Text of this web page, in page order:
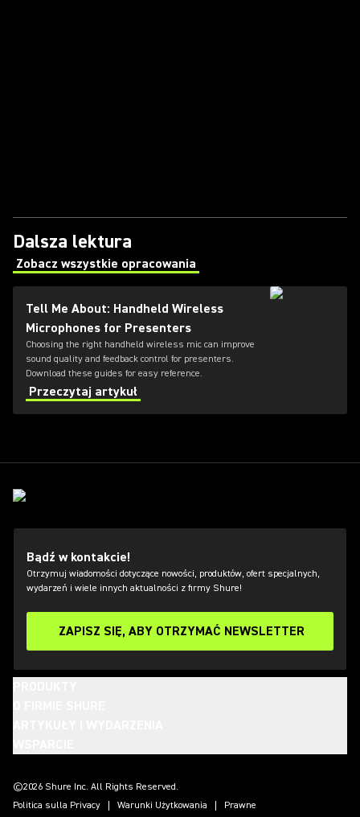
Dalsza lektura
Zobacz wszystkie opracowania
(Opens in a new tab)
Tell Me About: Handheld Wireless
Microphones for Presenters
Choosing the right handheld wireless mic can improve
sound quality and feedback control for presenters.
Download these guides for easy reference.
Przeczytaj artykuł
Bądź w kontakcie!
Otrzymuj wiadomości dotyczące nowości, produktów, ofert specjalnych,
wydarzeń i wiele innych aktualności z firmy Shure!
ZAPISZ SIĘ, ABY OTRZYMAĆ NEWSLETTER
©2026 Shure Inc. All Rights Reserved.
Politica sulla Privacy
Warunki Użytkowania Prawne